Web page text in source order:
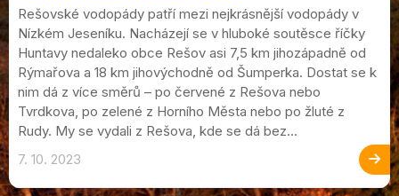
Rešovské vodopády patří mezi nejkrásnější vodopády v
Nízkém Jeseníku. Nacházejí se v hluboké soutěsce říčky
Huntavy nedaleko obce Rešov asi 7,5 km jihozápadně od
Rýmařova a 18 km jihovýchodně od Šumperka. Dostat se k
nim dá z více směrů – po červené z Rešova nebo
Tvrdkova, po zelené z Horního Města nebo po žluté z
Rudy. My se vydali z Rešova, kde se dá bez...
7. 10. 2023